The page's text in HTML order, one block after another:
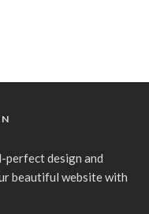
perfect design and
beautiful website with